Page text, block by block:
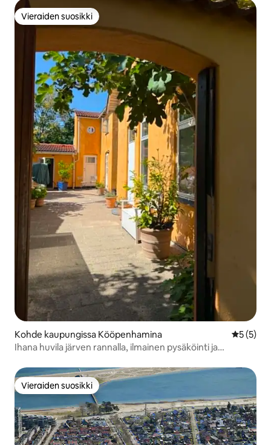
Vieraiden suosikki
Vieraiden suosikki
Kohde kaupungissa Kööpenhamina
5 (5)
Ihana huvila järven rannalla, ilmainen pysäköinti ja
Vieraiden suosikki
Vieraiden suosikki